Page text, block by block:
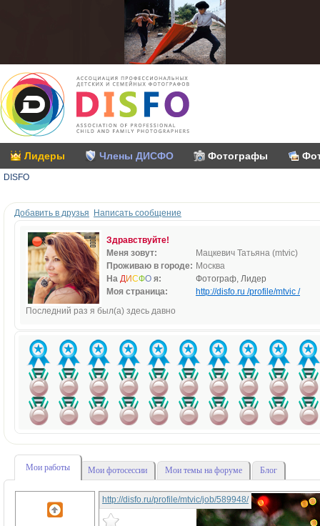
Лидеры Члены ДИСФО Фотографы
DISFO
Добавить в друзья Написать сообщение
Здравствуйте!
Меня зовут:
Мацкевич Татьяна (mtvic)
Проживаю в городе: Москва
На ДИСФО я:
Фотограф, Лидер
Моя страница:
http://disfo.ru /profile/mtvic /
Последний раз я был(а) здесь давно
Мои работы Мои фотосессии Мои темы на форуме Блог
http://disfo.ru/profile/mtvic/job/589948/